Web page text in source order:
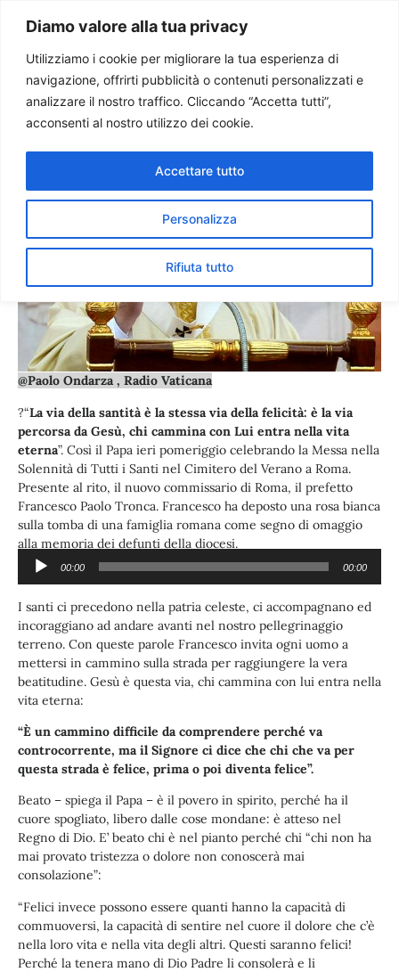
Diamo valore alla tua privacy
Utilizziamo i cookie per migliorare la tua esperienza di
navigazione, offrirti pubblicità o contenuti personalizzati e
analizzare il nostro traffico. Cliccando “Accetta tutti”,
acconsenti al nostro utilizzo dei cookie.
Personalizza
Rifiuta tutto
Accettare tutto
Paolo Ondarza
Papa al Verano: la santità è
controcorrente, ma è via
della felicità
@Paolo Ondarza , Radio Vaticana
?“La via della santità è la stessa via della felicità: è la via
percorsa da Gesù, chi cammina con Lui entra nella vita
eterna”. Così il Papa ieri pomeriggio celebrando la Messa nella
Solennità di Tutti i Santi nel Cimitero del Verano a Roma.
Presente al rito, il nuovo commissario di Roma, il prefetto
Francesco Paolo Tronca. Francesco ha deposto una rosa bianca
sulla tomba di una famiglia romana come segno di omaggio
alla memoria dei defunti della diocesi.
ASCOLTA:Audio
00:00 00:00
I santi ci precedono nella patria celeste, ci accompagnano ed
incoraggiano ad andare avanti nel nostro pellegrinaggio
terreno. Con queste parole Francesco invita ogni uomo a
mettersi in cammino sulla strada per raggiungere la vera
beatitudine. Gesù è questa via, chi cammina con lui entra nella
vita eterna:
“È un cammino difficile da comprendere perché va
controcorrente, ma il Signore ci dice che chi che va per
questa strada è felice, prima o poi diventa felice”.
Beato – spiega il Papa – è il povero in spirito, perché ha il
cuore spogliato, libero dalle cose mondane: è atteso nel
Regno di Dio. E’ beato chi è nel pianto perché chi “chi non ha
mai provato tristezza o dolore non conoscerà mai
consolazione”:
“Felici invece possono essere quanti hanno la capacità di
commuoversi, la capacità di sentire nel cuore il dolore che c’è
nella loro vita e nella vita degli altri. Questi saranno felici!
Perché la tenera mano di Dio Padre li consolerà e li